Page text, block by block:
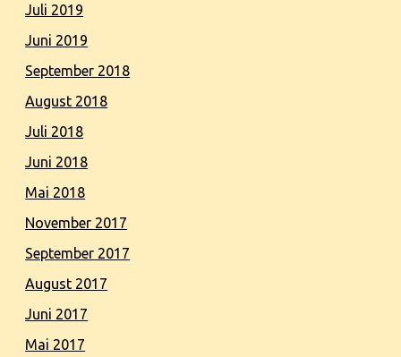
Juli 2019
Juni 2019
September 2018
August 2018
Juli 2018
Juni 2018
Mai 2018
November 2017
September 2017
August 2017
Juni 2017
Mai 2017